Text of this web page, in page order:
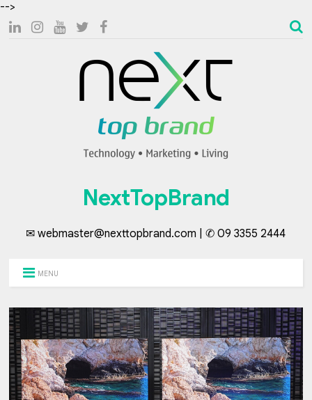
-->
NextTopBrand
✉ webmaster@nexttopbrand.com | ✆ 09 3355 2444
MENU